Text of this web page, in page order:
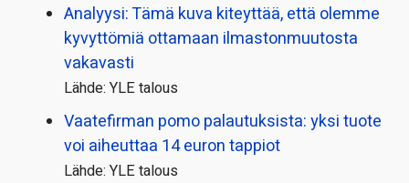
Analyysi: Tämä kuva kiteyttää, että olemme
kyvyttömiä ottamaan ilmaston­muutosta
vakavasti
Lähde: YLE talous
Vaatefirman pomo palautuksista: yksi tuote
voi aiheuttaa 14 euron tappiot
Lähde: YLE talous